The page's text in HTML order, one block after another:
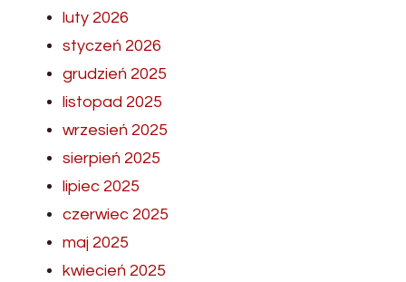
luty 2026
styczeń 2026
grudzień 2025
listopad 2025
wrzesień 2025
sierpień 2025
lipiec 2025
czerwiec 2025
maj 2025
kwiecień 2025